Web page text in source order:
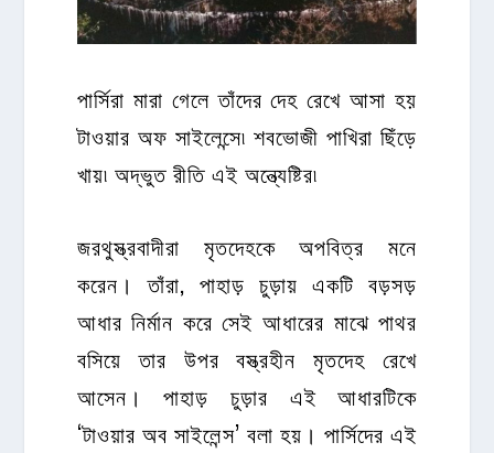
পার্সিরা মারা গেলে তাঁদের দেহ রেখে আসা হয়
টাওয়ার অফ সাইলেন্সে৷ শবভোজী পাখিরা ছিঁড়ে
খায়৷ অদ্ভুত রীতি এই অন্ত্যেষ্টির৷
জরথুস্ত্রবাদীরা মৃতদেহকে অপবিত্র মনে
করেন। তাঁরা, পাহাড় চুড়ায় একটি বড়সড়
আধার নির্মান করে সেই আধারের মাঝে পাথর
বসিয়ে তার উপর বস্ত্রহীন মৃতদেহ রেখে
আসেন। পাহাড় চুড়ার এই আধারটিকে
‘টাওয়ার অব সাইলেন্স’ বলা হয়। পার্সিদের এই